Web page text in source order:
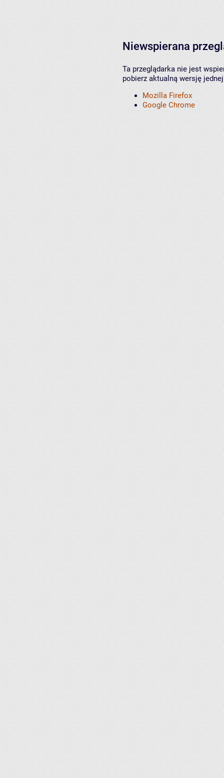
Niewspierana
Ta przeglądarka nie jest
pobierz aktualną wersję
Mozilla Firefox
Google Chrome